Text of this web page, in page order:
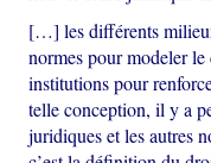
[…] les différents
normes pour modeler
institutions pour
telle conception, il y a
juridiques et les autres